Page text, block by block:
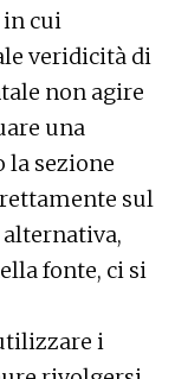
cui
veridicità di
non agire
una
sezione
sul
fonte, ci si
i